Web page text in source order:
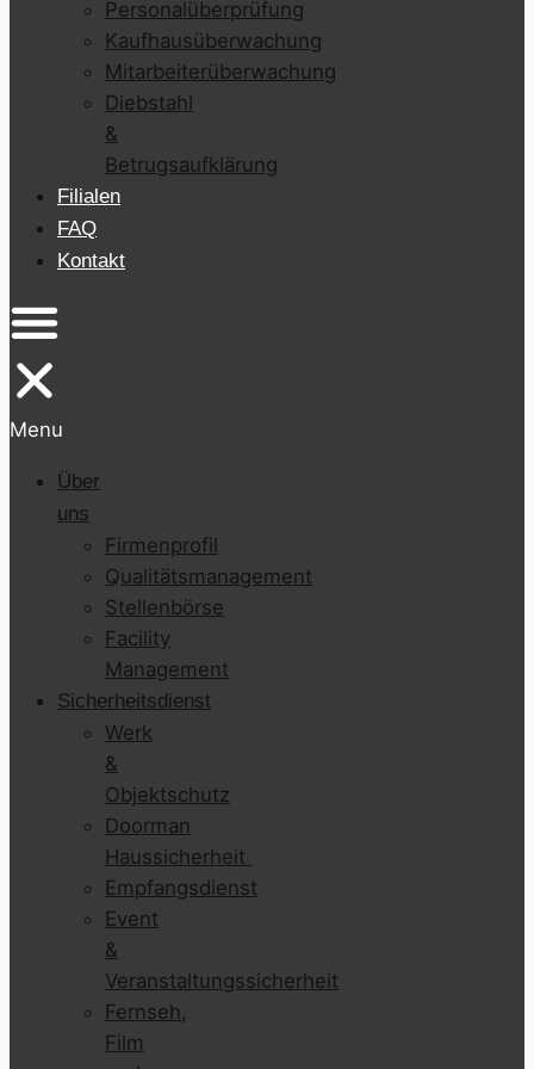
Personalüberprüfung
Kaufhausüberwachung
Mitarbeiterüberwachung
Diebstahl
&
Betrugsaufklärung
Filialen
FAQ
Kontakt
Menu
Über
uns
Firmenprofil
Qualitätsmanagement
Stellenbörse
Facility
Management
Sicherheitsdienst
Werk
&
Objektschutz
Doorman
Haussicherheit
Empfangsdienst
Event
&
Veranstaltungssicherheit
Fernseh,
Film